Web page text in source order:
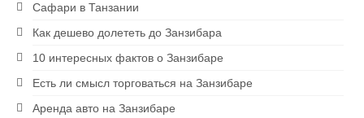
Сафари в Танзании
Как дешево долететь до Занзибара
10 интересных фактов о Занзибаре
Есть ли смысл торговаться на Занзибаре
Аренда авто на Занзибаре